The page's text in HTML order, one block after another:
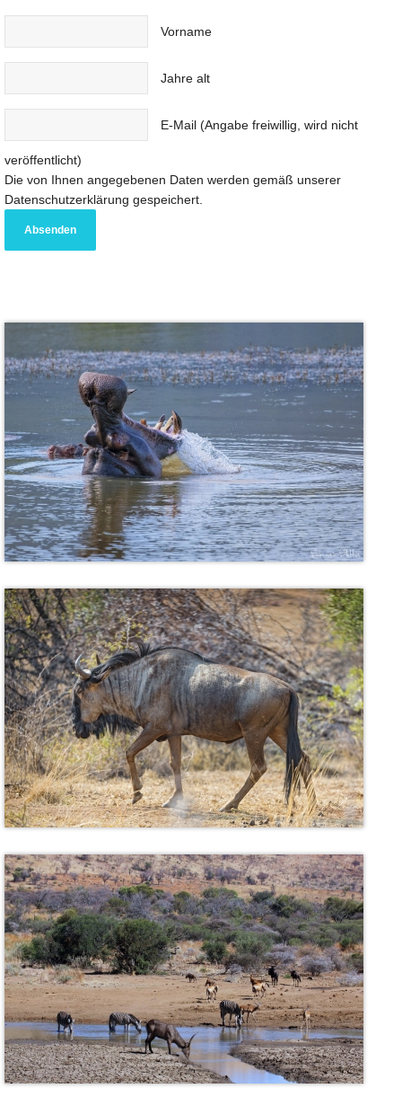
Vorname
Jahre alt
E-Mail (Angabe freiwillig, wird nicht
veröffentlicht)
Die von Ihnen angegebenen Daten werden gemäß unserer
Datenschutzerklärung gespeichert.